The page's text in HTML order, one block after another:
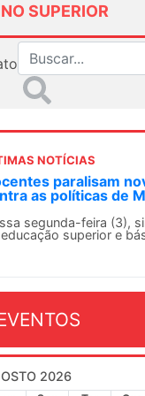
SUPERIOR
NOTÍCIAS
SN convoca
de agosto
SN conclama
2026